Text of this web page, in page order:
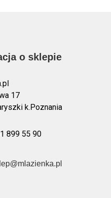
o sklepie
17
k.Poznania
899 55 90